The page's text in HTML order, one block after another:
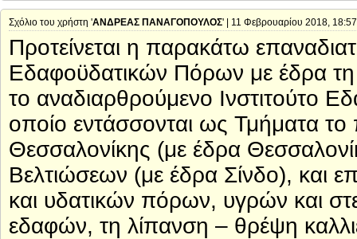
Σχόλιο του χρήστη 'ΑΝΔΡΕΑΣ ΠΑΝΑΓΟΠΟΥΛΟΣ' | 11 Φεβρουαρίου 2018, 18:57
Προτείνεται η παρακάτω
Εδαφοϋδατικών Πόρων με έδρα
το αναδιαρθρούμενο Ινστιτούτο
οποίο εντάσσονται ως Τμήματα
Θεσσαλονίκης (με έδρα
Βελτιώσεων (με έδρα Σίνδο), και
και υδατικών πόρων, υγρών και
εδαφών, τη λίπανση – θρέψη